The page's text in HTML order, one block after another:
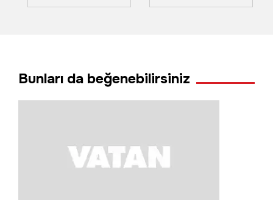
geçirerek
kök kabaktan 1
Bunları da beğenebilirsiniz